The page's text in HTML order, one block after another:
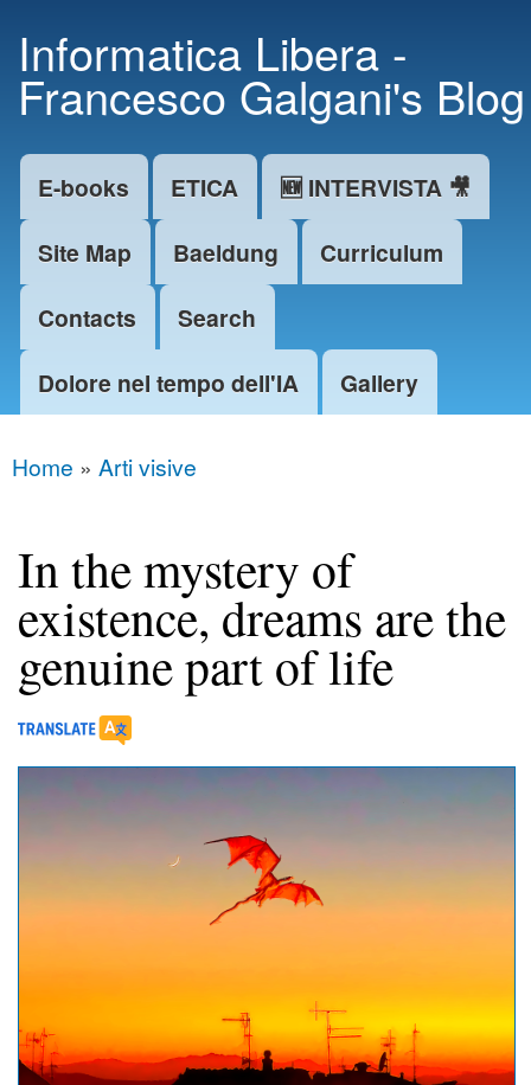
main
content
Informatica Libera -
Francesco Galgani's Blog
Main menu
E-books ETICA
🆕 INTERVISTA 🎥
Site Map
Baeldung
Curriculum
Contacts
Search
Dolore nel tempo dell'IA
Gallery
You are here
Home » Arti visive
In the mystery of
existence, dreams are the
genuine part of life